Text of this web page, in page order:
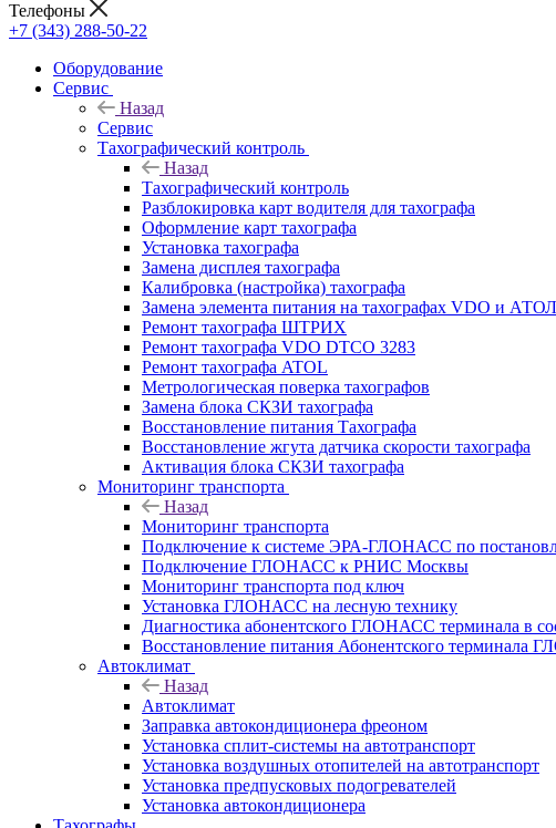
Телефоны
+7 (343) 288-50-22
Оборудование
Сервис
Назад
Сервис
Тахографический контроль
Назад
Тахографический контроль
Разблокировка карт водителя для тахографа
Оформление карт тахографа
Установка тахографа
Замена дисплея тахографа
Калибровка (настройка) тахографа
Замена элемента питания на тахографах VDO и АТОЛ
Ремонт тахографа ШТРИХ
Ремонт тахографа VDO DTCO 3283
Ремонт тахографа ATOL
Метрологическая поверка тахографов
Замена блока СКЗИ тахографа
Восстановление питания Тахографа
Восстановление жгута датчика скорости тахографа
Активация блока СКЗИ тахографа
Мониторинг транспорта
Назад
Мониторинг транспорта
Подключение к системе ЭРА-ГЛОНАСС по
Подключение ГЛОНАСС к РНИС Москвы
Мониторинг транспорта под ключ
Установка ГЛОНАСС на лесную технику
Диагностика абонентского ГЛОНАСС терминала в
Восстановление питания Абонентского терминала
Автоклимат
Назад
Автоклимат
Заправка автокондиционера фреоном
Установка сплит-системы на автотранспорт
Установка воздушных отопителей на автотранспорт
Установка предпусковых подогревателей
Установка автокондиционера